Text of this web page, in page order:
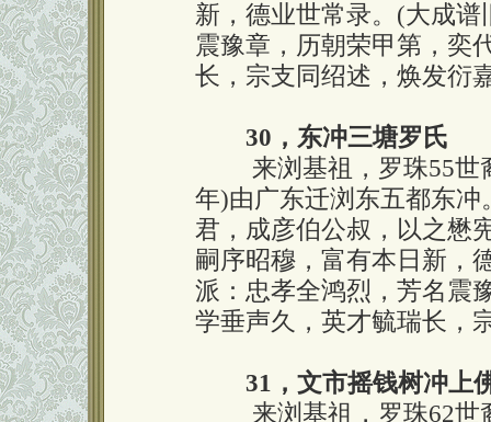
新，德业世常录。(大成
震豫章，历朝荣甲第，奕
长，宗支同绍述，焕发衍
30，东冲三塘罗氏
来浏基祖，罗珠55世裔
年)由广东迁浏东五都东
君，成彦伯公叔，以之懋
嗣序昭穆，富有本日新，
派：忠孝全鸿烈，芳名震
学垂声久，英才毓瑞长，
31，文市摇钱树冲上
来浏基祖，罗珠62世